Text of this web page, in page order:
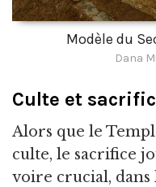
Modèle du
Dana
Culte et
Alors que le
culte, le sacrifice
voire crucial, dans